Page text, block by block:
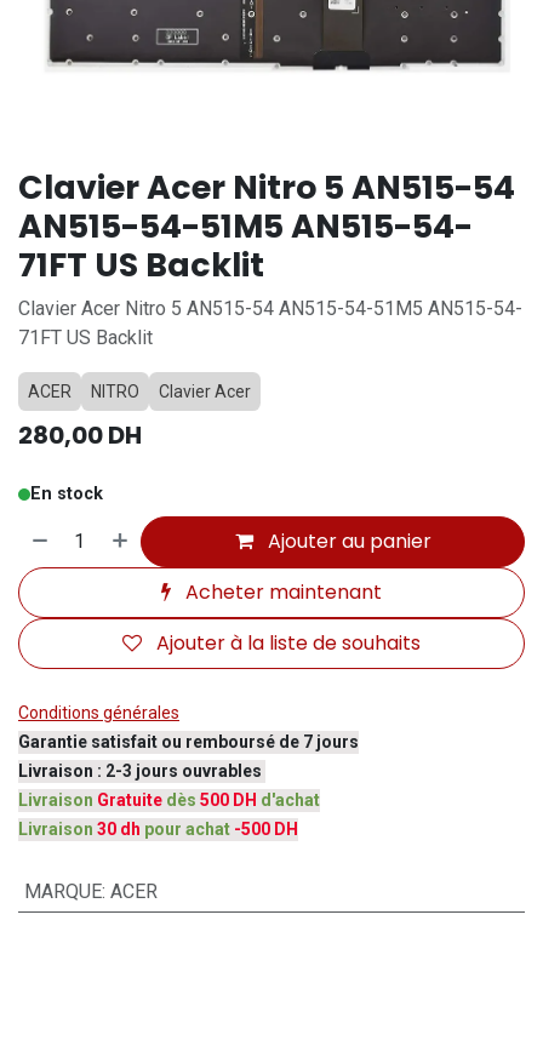
Clavier Acer Nitro 5 AN515-54
AN515-54-51M5 AN515-54-
71FT US Backlit
Clavier Acer Nitro 5 AN515-54 AN515-54-51M5 AN515-54-
71FT US Backlit
ACER NITRO Clavier Acer
280,00DH
En stock
Ajouter au panier
Acheter maintenant
Ajouter à la liste de souhaits
Conditions générales
Garantie satisfait ou remboursé de 7 jours
Livraison : 2-3 jours ouvrables
Livraison Gratuite dès 500 DH d'achat
Livraison 30 dh pour achat -500 DH
MARQUE: ACER